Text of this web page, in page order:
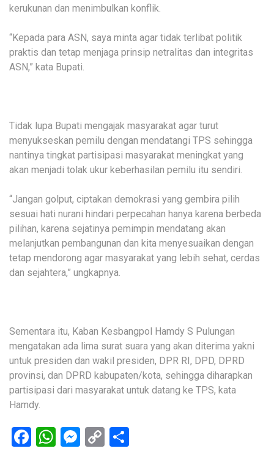
kerukunan dan menimbulkan konflik.
“Kepada para ASN, saya minta agar tidak terlibat politik
praktis dan tetap menjaga prinsip netralitas dan integritas
ASN,” kata Bupati.
Tidak lupa Bupati mengajak masyarakat agar turut
menyukseskan pemilu dengan mendatangi TPS sehingga
nantinya tingkat partisipasi masyarakat meningkat yang
akan menjadi tolak ukur keberhasilan pemilu itu sendiri.
“Jangan golput, ciptakan demokrasi yang gembira pilih
sesuai hati nurani hindari perpecahan hanya karena berbeda
pilihan, karena sejatinya pemimpin mendatang akan
melanjutkan pembangunan dan kita menyesuaikan dengan
tetap mendorong agar masyarakat yang lebih sehat, cerdas
dan sejahtera,” ungkapnya.
Sementara itu, Kaban Kesbangpol Hamdy S Pulungan
mengatakan ada lima surat suara yang akan diterima yakni
untuk presiden dan wakil presiden, DPR RI, DPD, DPRD
provinsi, dan DPRD kabupaten/kota, sehingga diharapkan
partisipasi dari masyarakat untuk datang ke TPS, kata
Hamdy.
Facebook
WhatsApp
Messenger
Copy